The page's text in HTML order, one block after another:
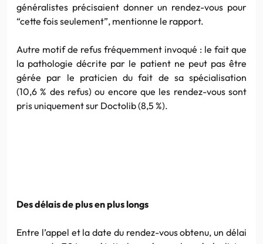
généralistes précisaient donner un rendez-vous pour
“cette fois seulement”, mentionne le rapport.
Autre motif de refus fréquemment invoqué : le fait que
la pathologie décrite par le patient ne peut pas être
gérée par le praticien du fait de sa spécialisation
(10,6 % des refus) ou encore que les rendez-vous sont
pris uniquement sur Doctolib (8,5 %).
Des délais de plus en plus longs
Entre l’appel et la date du rendez-vous obtenu, un délai